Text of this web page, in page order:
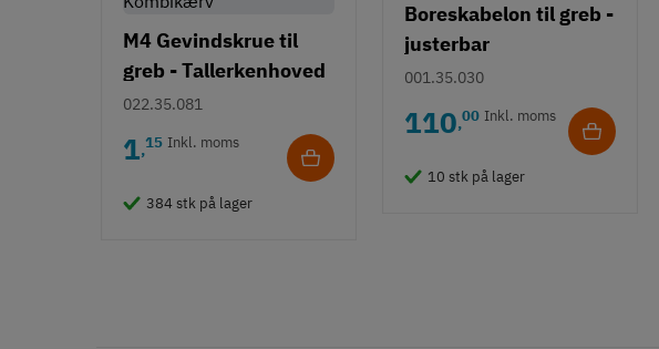
M4 Gevindskrue til
greb - Tallerkenhoved
- Krydskærv
022.35.081
1,15 Inkl. moms
384 stk på lager
Boreskabelon til greb -
justerbar
001.35.030
110,00 Inkl. moms
10 stk på lager